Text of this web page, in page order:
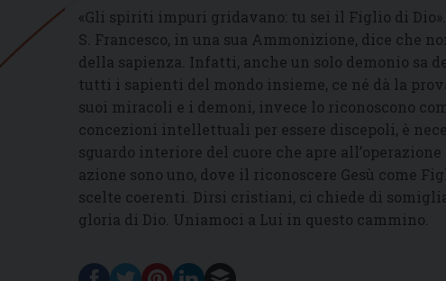
«Gli spiriti impuri gridavano: tu sei il Figlio di Dio».
S. Francesco, in una sua Ammonizione, dice che
della sapienza. Infatti, anche un solo demonio sa
tutti i sapienti del mondo insieme, ce né dà la
suoi miracoli e i demoni, invece lo riconoscono
concezioni intellettuali per essere discepoli, è
sguardo interiore del cuore che apre
azione sono uno, dove il riconoscere Gesù come
scelte coerenti. Dirsi cristiani, ci chiede di
gloria di Dio. Uniamoci a Lui in questo cammino.